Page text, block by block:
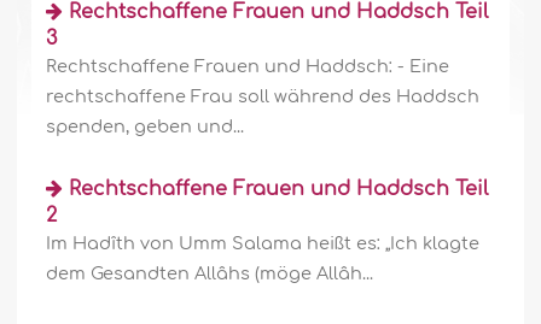
wir werden nicht zurückkehren, bis wir
einen der Gefährten von Muhammad
(möge Allâh ihn in Ehren halten und ihm
Wohlergehen schenken) getroffen haben,
Zum Haddsch
Allâh der Erhabene sagt: "Das erste Haus,
Rechtschaffene Frauen und Haddsch Teil
3
Rechtschaffene Frauen und Haddsch: - Eine
rechtschaffene Frau soll während des Haddsch
spenden, geben und...
Rechtschaffene Frauen und Haddsch Teil
2
Im Hadîth von Umm Salama heißt es: „Ich klagte
dem Gesandten Allâhs (möge Allâh...